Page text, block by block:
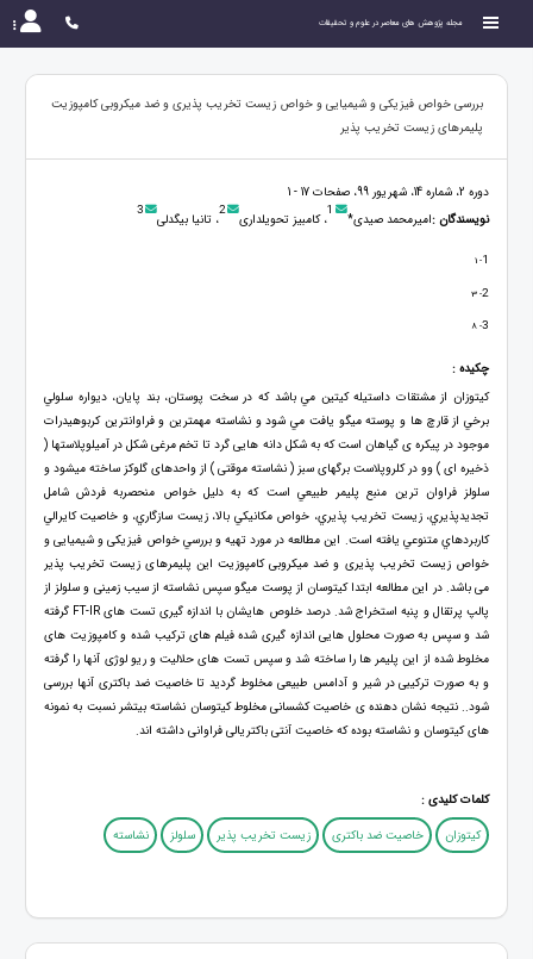
مجله پژوهش های معاصر در علوم و تحقیقات
بررسی خواص فیزیکی و شیمیایی و خواص زیست تخریب پذیری و ضد میکروبی کامپوزیت
پلیمرهای زیست تخریب پذیر
دوره 2، شماره 14، شهریور 99، صفحات 17 - 1
نویسندگان :امیرمحمد صیدی* 1، کامبیز تحویلداری 2، تانیا بیگدلی 3
1
- 1
2
- 3
3
- 8
چکیده :
كيتوزان از مشتقات داستيله كيتين مي باشد كه در سخت پوستان، بند پايان، ديواره سلولي
برخي از قارچ ها و پوسته ميگو يافت مي شود و نشاسته مهمترین و فراوانترین کربوهیدرات
موجود در پیکره ی گیاهان است که به شکل دانه هایی گرد تا تخم مرغی شکل در آمیلوپلاستها (
ذخیره ای ) وو در کلروپلاست برگهای سبز ( نشاسته موقتی ) از واحدهای گلوکز ساخته میشود و
سلولز فراوان ترين منبع پليمر طبيعي است كه به دليل خواص منحصربه فردش شامل
تجديدپذيري، زيست تخريب پذيري، خواص مكانيكي بالا، زيست سازگاري، و خاصيت كايرالي
كاربردهاي متنوعي يافته است. اين مطالعه در مورد تهيه و بررسي خواص فیزیکی و شیمیایی و
خواص زیست تخریب پذیری و ضد میکروبی کامپوزیت این پلیمرهای زیست تخریب پذیر
می باشد. در این مطالعه ابتدا کیتوسان از پوست میگو سپس نشاسته از سیب زمینی و سلولز از
پالپ پرتقال و پنبه استخراج شد. درصد خلوص هایشان با اندازه گیری تست های FT-IR گرفته
شد و سپس به صورت محلول هایی اندازه گیری شده فیلم های ترکیب شده و کامپوزیت های
مخلوط شده از این پلیمر ها را ساخته شد و سپس تست های حلالیت و ریو لوژی آنها را گرفته
و به صورت ترکیبی در شیر و آدامس طبیعی مخلوط گردید تا خاصیت ضد باکتری آنها بررسی
شود.. نتیجه نشان دهنده ی خاصیت کشسانی مخلوط کیتوسان نشاسته بیتشر نسبت به نمونه
های کیتوسان و نشاسته بوده که خاصیت آنتی باکتریالی فراوانی داشته اند.
کلمات کلیدی :
کیتوزان
خاصیت ضد باکتری زیست تخریب پذیر سلولز نشاسته